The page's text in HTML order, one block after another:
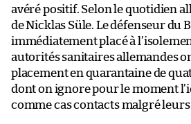
avéré positif. Selon le quotidien
de Nicklas Süle. Le défenseur du
immédiatement placé à
autorités sanitaires allemandes
placement en quarantaine de
dont on ignore pour le moment
comme cas contacts malgré